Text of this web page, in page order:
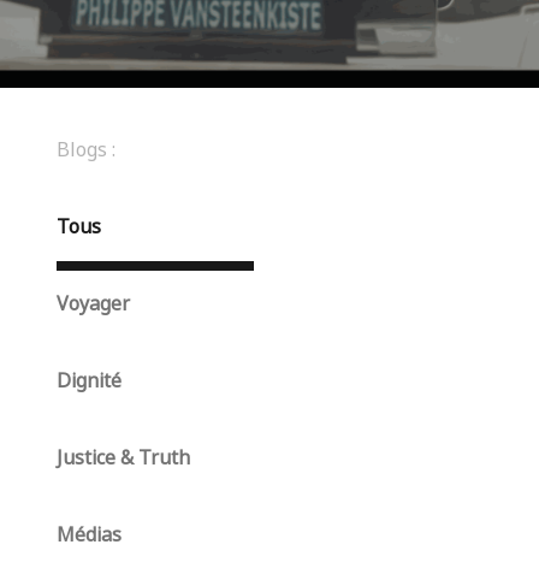
Blogs :
Tous
Voyager
Dignité
Justice & Truth
Médias